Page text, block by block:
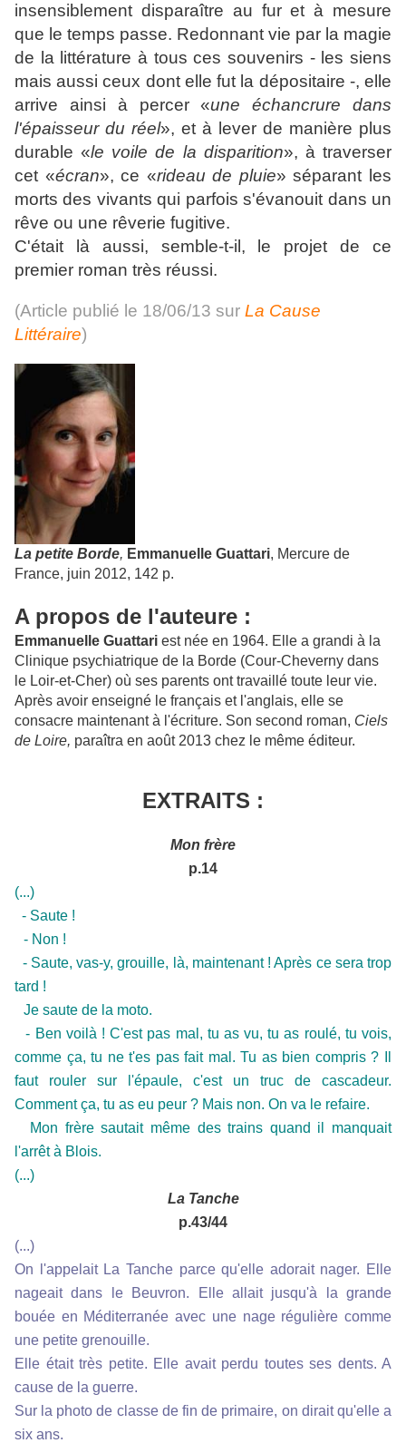
insensiblement disparaître au fur et à mesure
que le temps passe. Redonnant vie par la magie
de la littérature à tous ces souvenirs - les siens
mais aussi ceux dont elle fut la dépositaire -, elle
arrive ainsi à percer «une échancrure dans
l'épaisseur du réel», et à lever de manière plus
durable «le voile de la disparition», à traverser
cet «écran», ce «rideau de pluie» séparant les
morts des vivants qui parfois s'évanouit dans un
rêve ou une rêverie fugitive.
C'était là aussi, semble-t-il, le projet de ce
premier roman très réussi.
(Article publié le 18/06/13 sur La Cause
Littéraire)
La petite Borde, Emmanuelle Guattari, Mercure de
France, juin 2012, 142 p.
A propos de l'auteure :
Emmanuelle Guattari est née en 1964. Elle a grandi à la
Clinique psychiatrique de la Borde (Cour-Cheverny dans
le Loir-et-Cher) où ses parents ont travaillé toute leur vie.
Après avoir enseigné le français et l'anglais, elle se
consacre maintenant à l'écriture. Son second roman, Ciels
de Loire, paraîtra en août 2013 chez le même éditeur.
EXTRAITS :
Mon frère
p.14
(...)
- Saute !
- Non !
- Saute, vas-y, grouille, là, maintenant ! Après ce sera trop
tard !
Je saute de la moto.
- Ben voilà ! C'est pas mal, tu as vu, tu as roulé, tu vois,
comme ça, tu ne t'es pas fait mal. Tu as bien compris ? Il
faut rouler sur l'épaule, c'est un truc de cascadeur.
Comment ça, tu as eu peur ? Mais non. On va le refaire.
Mon frère sautait même des trains quand il manquait
l'arrêt à Blois.
(...)
La Tanche
p.43/44
(...)
On l'appelait La Tanche parce qu'elle adorait nager. Elle
nageait dans le Beuvron. Elle allait jusqu'à la grande
bouée en Méditerranée avec une nage régulière comme
une petite grenouille.
Elle était très petite. Elle avait perdu toutes ses dents. A
cause de la guerre.
Sur la photo de classe de fin de primaire, on dirait qu'elle a
six ans.